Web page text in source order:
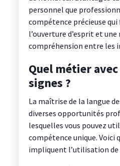
personnel que
compétence précieuse
l’ouverture d’esprit et
compréhension entre les
Quel métier
signes ?
La maîtrise de la langue
diverses opportunités
lesquelles vous pouvez
compétence unique. Voici
impliquent l’utilisation de